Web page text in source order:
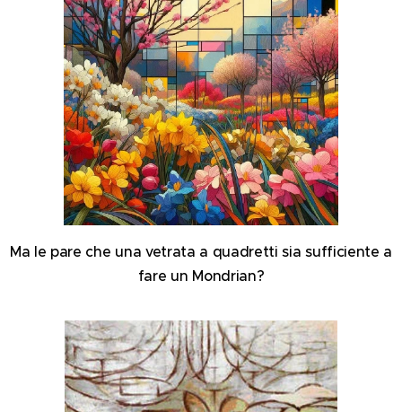
Ma le pare che una vetrata a quadretti sia sufficiente a
fare un Mondrian?